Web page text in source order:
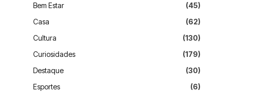
Bem Estar
(45)
Casa
(62)
Cultura
(130)
Curiosidades
(179)
Destaque
(30)
Esportes
(6)